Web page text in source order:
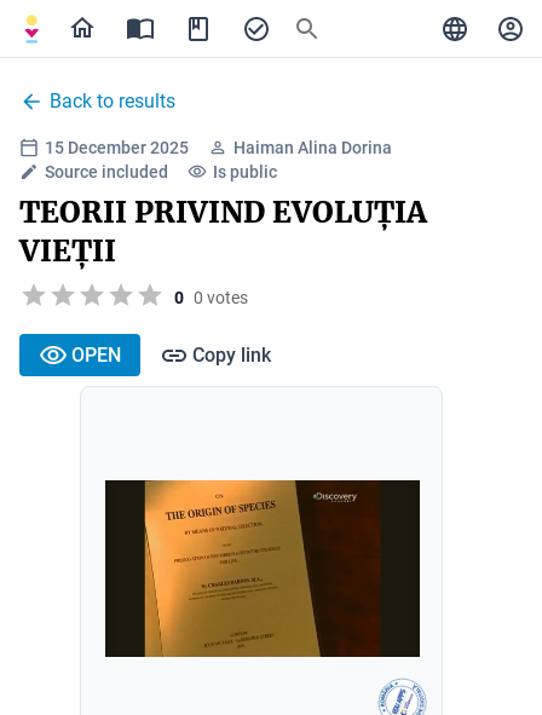
Back to results
15 December 2025
Haiman Alina Dorina
Source included
Is public
TEORII PRIVIND EVOLUȚIA
VIEȚII
0 0 votes
OPEN Copy link